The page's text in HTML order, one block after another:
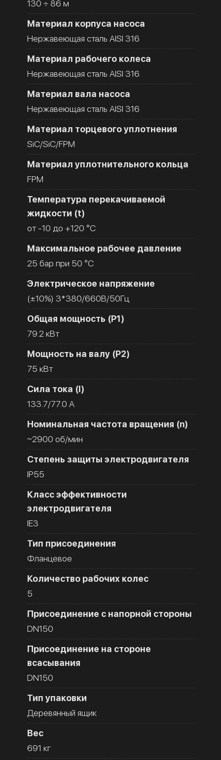
130 ÷ 86 м
Материал корпуса насоса
Нержавеющая сталь AISI 316
Материал рабочего колеса
Нержавеющая сталь AISI 316
Материал вала насоса
Нержавеющая сталь AISI 316
Материал торцевого уплотнения
SiC/SiC/FPM
Материал уплотнительного кольца
FPM
Температура перекачиваемой
жидкости (t)
от -10 до +120 °C
Максимальное рабочее давление
25 бар при 50 °C
Электрическое напряжение
(±10%) 3*380/660В/50Гц
Общая мощность (Р1)
79.2 кВт
Мощность на валу (Р2)
75 кВт
Сила тока (I)
133.7/77.0 A
Номинальная частота вращения (n)
~2900 об/мин
Степень защиты электродвигателя
IP55
Класс эффективности
электродвигателя
IE3
Тип присоединения
Фланцевое
Количество рабочих колес
5
Присоединение с напорной стороны
DN150
Присоединение на стороне
всасывания
DN150
Тип упаковки
Деревянный ящик
Вес
691 кг